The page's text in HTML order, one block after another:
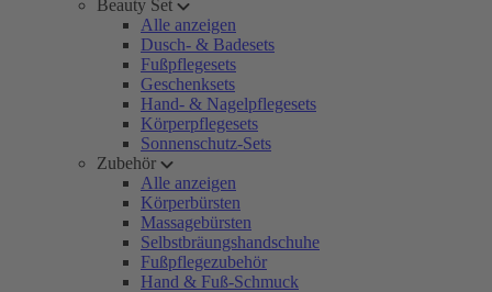
Beauty Set
Alle anzeigen
Dusch- & Badesets
Fußpflegesets
Geschenksets
Hand- & Nagelpflegesets
Körperpflegesets
Sonnenschutz-Sets
Zubehör
Alle anzeigen
Körperbürsten
Massagebürsten
Selbstbräungshandschuhe
Fußpflegezubehör
Hand & Fuß-Schmuck